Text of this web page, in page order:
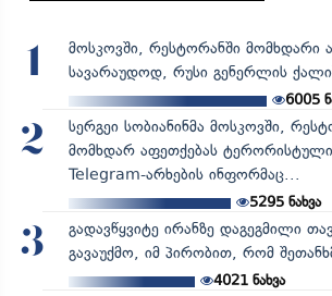
1
მოსკოვში, რესტორანში მომხდარი
სავარაუდოდ, რუსი გენერლის
6005
2
სერგეი სობიანინმა მოსკოვში,
მომხდარ აფეთქებას
Telegram-არხების ინფორმაც...
5295ნახვა
3
გადავწყვიტე ირანზე დაგეგმილი
გავაუქმო, იმ პირობით, რომ
4021ნახვა